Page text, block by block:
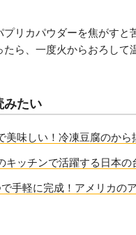
プリカパウダーを焦がすと
たら、一度火からおろして
みたい
美味しい！冷凍豆腐のから
キッチンで活躍する日本の
手軽に完成！アメリカの